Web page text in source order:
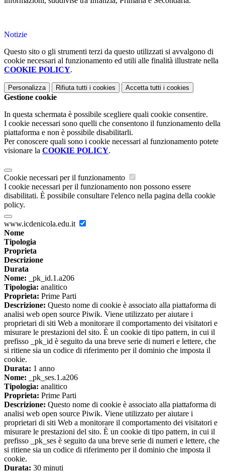
Notizie
Questo sito o gli strumenti terzi da questo utilizzati si avvalgono di
cookie necessari al funzionamento ed utili alle finalità illustrate nella
COOKIE POLICY.
Personalizza Rifiuta tutti i cookies Accetta tutti i cookies
Gestione cookie
In questa schermata è possibile scegliere quali cookie consentire.
I cookie necessari sono quelli che consentono il funzionamento della
piattaforma e non è possibile disabilitarli.
Per conoscere quali sono i cookie necessari al funzionamento potete
visionare la COOKIE POLICY.
Cookie necessari per il funzionamento
I cookie necessari per il funzionamento non possono essere
disabilitati. È possibile consultare l'elenco nella pagina della cookie
policy.
www.icdenicola.edu.it
Nome
Tipologia
Proprieta
Descrizione
Durata
Nome: _pk_id.1.a206
Tipologia: analitico
Proprieta: Prime Parti
Descrizione: Questo nome di cookie è associato alla piattaforma di
analisi web open source Piwik. Viene utilizzato per aiutare i
proprietari di siti Web a monitorare il comportamento dei visitatori e
misurare le prestazioni del sito. È un cookie di tipo pattern, in cui il
prefisso _pk_id è seguito da una breve serie di numeri e lettere, che
si ritiene sia un codice di riferimento per il dominio che imposta il
cookie.
Durata: 1 anno
Nome: _pk_ses.1.a206
Tipologia: analitico
Proprieta: Prime Parti
Descrizione: Questo nome di cookie è associato alla piattaforma di
analisi web open source Piwik. Viene utilizzato per aiutare i
proprietari di siti Web a monitorare il comportamento dei visitatori e
misurare le prestazioni del sito. È un cookie di tipo pattern, in cui il
prefisso _pk_ses è seguito da una breve serie di numeri e lettere, che
si ritiene sia un codice di riferimento per il dominio che imposta il
cookie.
Durata: 30 minuti